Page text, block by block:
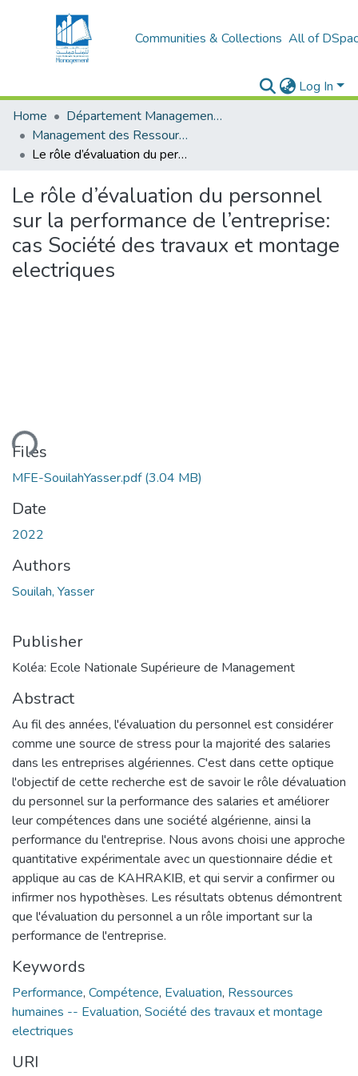
Communities & Collections All of
Log In
Home
Département Management et Entrepreneuriat
Management des Ressources Humaines (MRH)
Le rôle d’évaluation du personnel sur la performance de l’entreprise: cas Société des travaux et montage electriques
Le rôle d’évaluation du personnel
sur la performance de l’entreprise:
cas Société des travaux et montage
electriques
Files
MFE-SouilahYasser.pdf(3.04 MB)
Date
2022
Authors
Souilah, Yasser
Publisher
Koléa: Ecole Nationale Supérieure de Management
Abstract
Au fil des années, l'évaluation du personnel est considérer
comme une source de stress pour la majorité des salaries
dans les entreprises algériennes. C'est dans cette optique
l'objectif de cette recherche est de savoir le rôle dévaluation
du personnel sur la performance des salaries et améliorer
leur compétences dans une société algérienne, ainsi la
performance du l'entreprise. Nous avons choisi une approche
quantitative expérimentale avec un questionnaire dédie et
applique au cas de KAHRAKIB, et qui servir a confirmer ou
infirmer nos hypothèses. Les résultats obtenus démontrent
que l'évaluation du personnel a un rôle important sur la
performance de l'entreprise.
Keywords
Performance, Compétence, Evaluation, Ressources
humaines -- Evaluation, Société des travaux et montage
electriques
URI